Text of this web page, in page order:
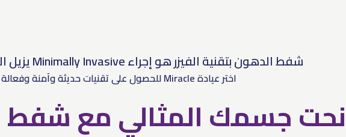
شفط الدهون بتقنية الفيزر هو إجراء Minimally Invasive يزيل الدهون العنيدة بدقة، مما يعزز ملامح الجسم وتحديده.
اختر عيادة Miracle للحصول على تقنيات حديثة وآمنة وفعالة في تقليل الدهون مع شفط الدهون بتقنية الفيزر.
نحت جسمك المثالي مع شفط